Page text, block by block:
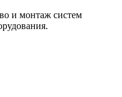
и монтаж систем